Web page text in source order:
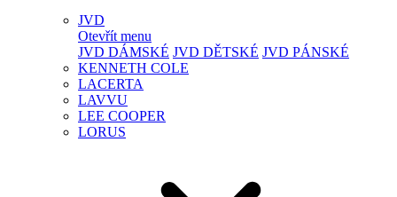
JVD
Otevřít menu
JVD DÁMSKÉ JVD DĚTSKÉ JVD PÁNSKÉ
KENNETH COLE
LACERTA
LAVVU
LEE COOPER
LORUS